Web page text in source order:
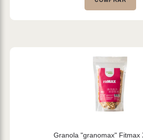
Granola "granomax" Fitmax